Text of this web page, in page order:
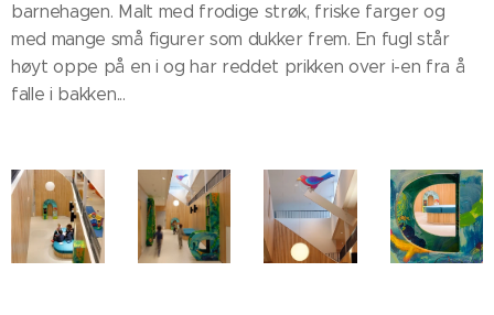
barnehagen. Malt med frodige strøk, friske farger og
med mange små figurer som dukker frem. En fugl står
høyt oppe på en i og har reddet prikken over i-en fra å
falle i bakken...